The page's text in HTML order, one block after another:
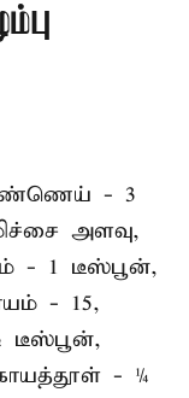
- 3
அளவு,
- 1 டீஸ்பூன்,
- 15,
டீஸ்பூன்,
- ¼